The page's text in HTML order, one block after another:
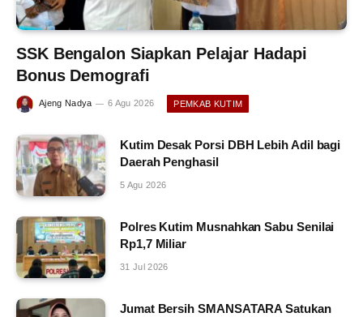
SSK Bengalon Siapkan Pelajar Hadapi
Bonus Demografi
Ajeng Nadya 6 Agu 2026 PEMKAB KUTIM
Kutim Desak Porsi DBH Lebih Adil bagi
Daerah Penghasil
5 Agu 2026
Polres Kutim Musnahkan Sabu Senilai
Rp1,7 Miliar
31 Jul 2026
Jumat Bersih SMANSATARA Satukan